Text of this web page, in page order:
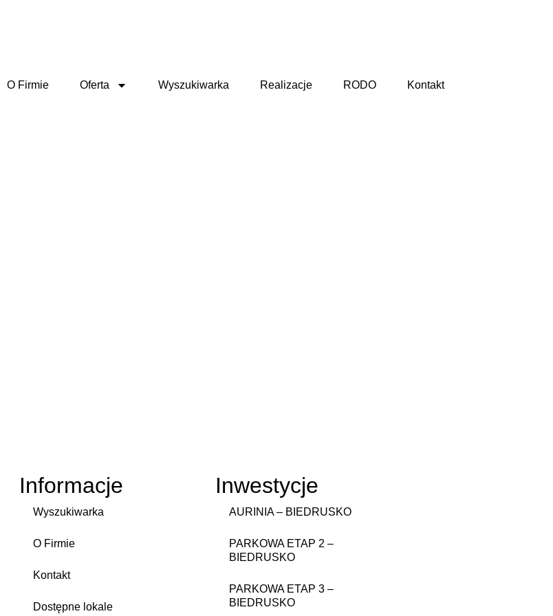
O Firmie Oferta Wyszukiwarka Realizacje RODO Kontakt
Informacje
Wyszukiwarka
O Firmie
Kontakt
Dostępne lokale
Inwestycje
AURINIA – BIEDRUSKO
PARKOWA ETAP 2 –
BIEDRUSKO
PARKOWA ETAP 3 –
BIEDRUSKO